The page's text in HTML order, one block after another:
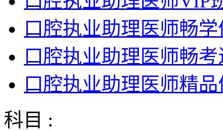
口腔执业助理医师畅
口腔执业助理医师畅
口腔执业助理医师精
科目 :